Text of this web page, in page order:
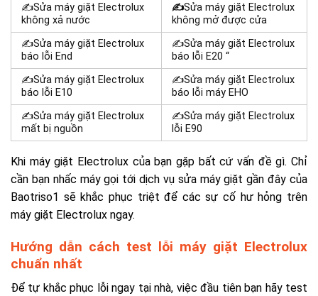
✍Sửa máy giặt Electrolux
không xả nước
✍Sửa máy giặt Electrolux
không mở được cửa
✍Sửa máy giặt Electrolux
báo lỗi End
✍Sửa máy giặt Electrolux
báo lỗi E20 “
✍Sửa máy giặt Electrolux
báo lỗi E10
✍Sửa máy giặt Electrolux
báo lỗi máy EHO
✍Sửa máy giặt Electrolux
mất bị nguồn
✍Sửa máy giặt Electrolux
lỗi E90
Khi máy giặt Electrolux của bạn gặp bất cứ vấn đề gì. Chỉ
cần bạn nhấc máy gọi tới dịch vụ sửa máy giặt gần đây của
Baotriso1 sẽ khắc phục triệt để các sự cố hư hỏng trên
máy giặt Electrolux ngay.
Hướng dẫn cách test lỗi máy giặt Electrolux
chuẩn nhất
Để tự khắc phục lỗi ngay tại nhà, việc đầu tiên bạn hãy test